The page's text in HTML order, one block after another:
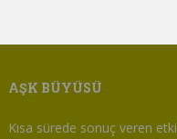
AŞK BÜYÜSÜ
Kısa sürede sonuç veren